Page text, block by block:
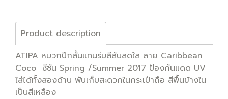
Product description
ATIPA หมวกปีกสั้นแทนร่มสีสันสดใส ลาย Caribbean
Coco ซีซัน Spring /Summer 2017 ป้องกันแดด UV
ใส่ได้ทั้งสองด้าน พับเก็บสะดวกในกระเป๋าถือ สีพื้นข้างใน
เป็นสีเหลือง